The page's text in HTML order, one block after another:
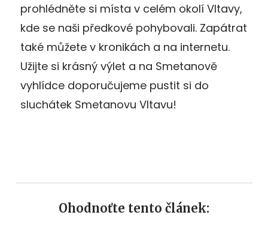
prohlédněte si místa v celém okolí Vltavy,
kde se naši předkové pohybovali. Zapátrat
také můžete v kronikách a na internetu.
Užijte si krásný výlet a na Smetanově
vyhlídce doporučujeme pustit si do
sluchátek Smetanovu Vltavu!
Ohodnoťte tento článek: